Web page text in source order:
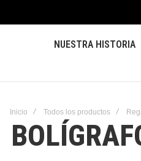
NUESTRA HISTORIA
Inicio Todos los productos